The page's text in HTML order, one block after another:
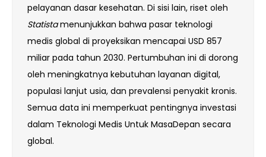
pelayanan dasar kesehatan. Di sisi lain, riset oleh
Statistamenunjukkan bahwa pasar teknologi
medis global di proyeksikan mencapai USD 857
miliar pada tahun 2030. Pertumbuhan ini di dorong
oleh meningkatnya kebutuhan layanan digital,
populasi lanjut usia, dan prevalensi penyakit kronis.
Semua data ini memperkuat pentingnya investasi
dalam Teknologi Medis Untuk MasaDepan secara
global.